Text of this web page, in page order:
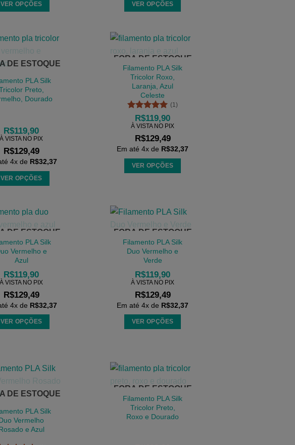
produto
VER OPÇÕES
tem
várias
variantes.
opções
podem
na
do
VER OPÇÕES
tem
várias
As
opções
podem
ser
escolhidas
página
produto
DE ESTOQUE
PLA Silk
Preto,
Dourado
R$119,90
À VISTA NO PIX
R$129,49
4x de R$32,37
VER OPÇÕES
tem
várias
As
opções
podem
ser
escolhidas
na
página
do
FORA DE ESTOQUE
Filamento PLA Silk
Tricolor Roxo,
Laranja, Azul
Celeste
Avaliação5
de 5
(1)
R$119,90
À VISTA NO PIX
R$129,49
Em até 4x de R$32,37
VER OPÇÕES
várias
variantes.
opções
podem
ser
escolhidas
na
página
do
produto
DE ESTOQUE
PLA Silk
Vermelho e
Azul
R$119,90
À VISTA NO PIX
R$129,49
4x de R$32,37
VER OPÇÕES
várias
variantes.
As
podem
ser
FORA DE ESTOQUE
Filamento PLA Silk
Duo Vermelho e
Verde
R$119,90
À VISTA NO PIX
R$129,49
Em até 4x de R$32,37
VER OPÇÕES
várias
variantes.
opções
podem
DE ESTOQUE
PLA Silk
Vermelho
e Azul
FORA DE ESTOQUE
Filamento PLA Silk
Tricolor Preto,
Roxo e Dourado